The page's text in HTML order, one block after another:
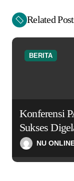
t
i
Related
BERITA
Konferensi
Sukses
TigaNU